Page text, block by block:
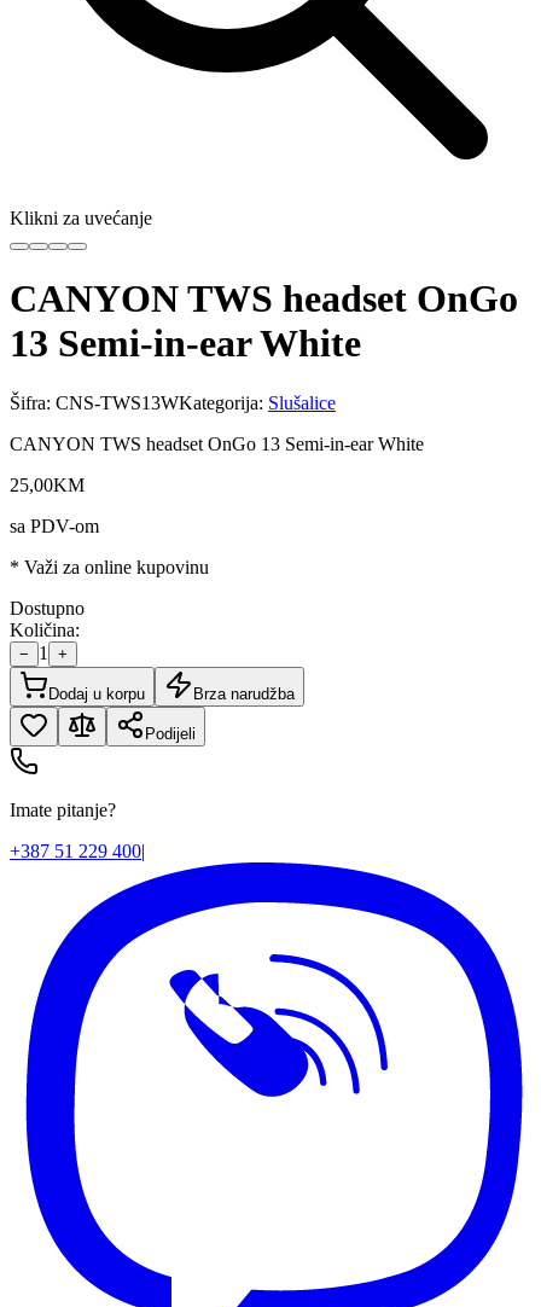
Klikni za uvećanje
CANYON TWS headset OnGo
13 Semi-in-ear White
Šifra: CNS-TWS13WKategorija: Slušalice
CANYON TWS headset OnGo 13 Semi-in-ear White
25,00KM
sa PDV-om
* Važi za online kupovinu
Dostupno
Količina:
− 1 +
Dodaj u korpu Brza narudžba
Podijeli
Imate pitanje?
+387 51 229 400|